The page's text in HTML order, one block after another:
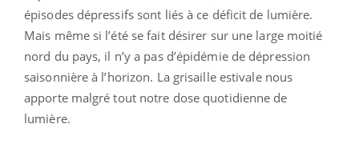
épisodes dépressifs sont liés à ce déficit de lumière.
Mais même si l’été se fait désirer sur une large moitié
nord du pays, il n’y a pas d’épidémie de dépression
saisonnière à l’horizon. La grisaille estivale nous
apporte malgré tout notre dose quotidienne de
lumière.